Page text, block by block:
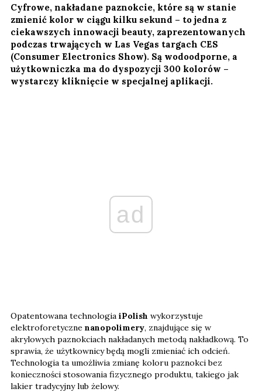
Cyfrowe, nakładane paznokcie, które są w stanie
zmienić kolor w ciągu kilku sekund – to jedna z
ciekawszych innowacji beauty, zaprezentowanych
podczas trwających w Las Vegas targach CES
(Consumer Electronics Show). Są wodoodporne, a
użytkowniczka ma do dyspozycji 300 kolorów –
wystarczy kliknięcie w specjalnej aplikacji.
ad
Opatentowana technologia iPolish wykorzystuje
elektroforetyczne nanopolimery, znajdujące się w
akrylowych paznokciach nakładanych metodą nakładkową. To
sprawia, że użytkownicy będą mogli zmieniać ich odcień.
Technologia ta umożliwia zmianę koloru paznokci bez
konieczności stosowania fizycznego produktu, takiego jak
lakier tradycyjny lub żelowy.